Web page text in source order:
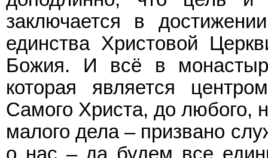
заключается в
единства Христовой
Божия. И всё в
которая является
Самого Христа, до любого,
малого дела – призвано
о нас – да будем все